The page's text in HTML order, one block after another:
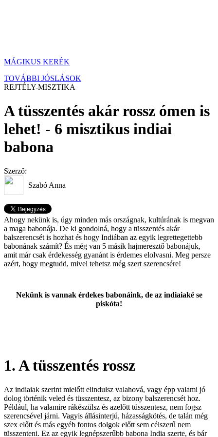
MÁGIKUS KERÉK
TOVÁBBI JÓSLÁSOK
REJTÉLY-MISZTIKA
A tüsszentés akár rossz ómen is
lehet! - 6 misztikus indiai
babona
Szerző:
Szabó Anna
Ahogy nekünk is, úgy minden más országnak, kultúrának is megvan
a maga babonája. De ki gondolná, hogy a tüsszentés akár
balszerencsét is hozhat és hogy Indiában az egyik legrettegettebb
babonának számít? És még van 5 másik hajmeresztő babonájuk,
amit már csak érdekesség gyanánt is érdemes elolvasni. Meg persze
azért, hogy megtudd, mivel tehetsz még szert szerencsére!
Nekünk is vannak érdekes babonáink, de az indiaiaké se
piskóta!
1. A tüsszentés rossz
Az indiaiak szerint mielőtt elindulsz valahová, vagy épp valami jó
dolog történik veled és tüsszentesz, az bizony balszerencsét hoz.
Például, ha valamire rákészülsz és azelőtt tüsszentesz, nem fogsz
szerencsével járni. Vagyis állásinterjú, házasságkötés, de talán még
szex előtt és más egyéb fontos dolgok előtt sem célszerű nem
tüsszenteni. Ez az egyik legnépszerűbb babona India szerte, és bár